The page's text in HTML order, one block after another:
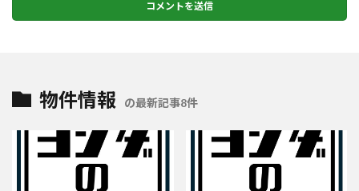
物件情報 の最新記事8件